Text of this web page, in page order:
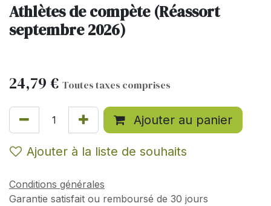
Athlètes de compète (Réassort
septembre 2026)
24,79 € Toutes taxes comprises
Ajouter au panier
Ajouter à la liste de souhaits
Conditions générales
Garantie satisfait ou remboursé de 30 jours